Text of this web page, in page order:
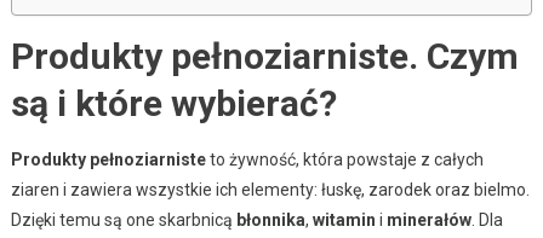
Produkty pełnoziarniste. Czym
są i które wybierać?
Produkty pełnoziarnisteto żywność, która powstaje z całych
ziaren i zawiera wszystkie ich elementy: łuskę, zarodek oraz bielmo.
Dzięki temu są one skarbnicą błonnika, witamin i minerałów. Dla